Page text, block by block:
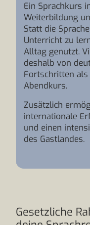
Ein Sprachkurs
Weiterbildung
Statt die
Unterricht zu
Alltag genutzt.
deshalb von
Fortschritten
Abendkurs.
Zusätzlich
internationale
und einen
des Gastlandes.
Gesetzliche